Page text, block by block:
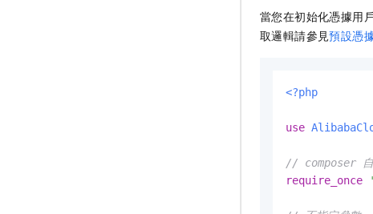
當您在初始化憑據用
取邏輯請參見預設憑
<?php
use
// composer 自
require_once